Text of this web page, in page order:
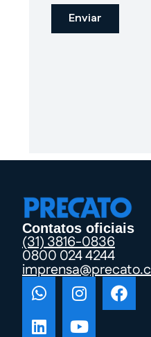
Contatos oficiais
(31) 3816-0836
0800 024 4244